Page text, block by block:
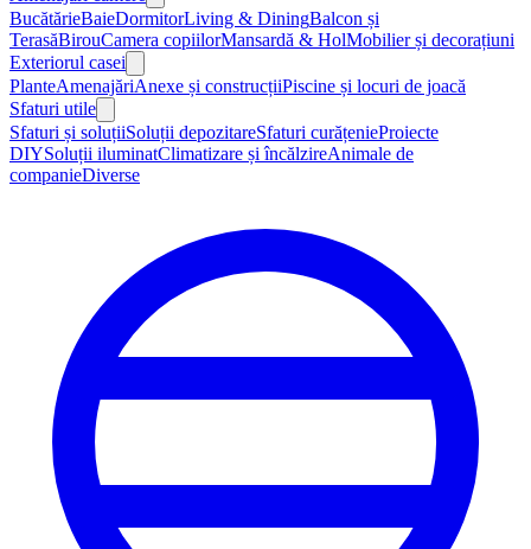
BucătărieBaieDormitorLiving & DiningBalcon și
TerasăBirouCamera copiilorMansardă & HolMobilier și decorațiuni
Exteriorul casei
PlanteAmenajăriAnexe și construcțiiPiscine și locuri de joacă
Sfaturi utile
Sfaturi și soluțiiSoluții depozitareSfaturi curățenieProiecte
DIYSoluții iluminatClimatizare și încălzireAnimale de
companieDiverse